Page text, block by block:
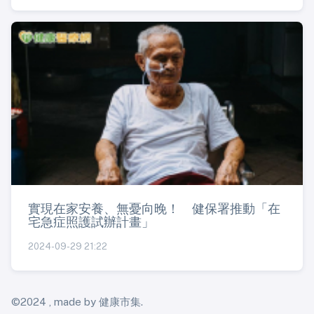
實現在家安養、無憂向晚！ 健保署推動「在
宅急症照護試辦計畫」
2024-09-29 21:22
©2024 , made by 健康市集.